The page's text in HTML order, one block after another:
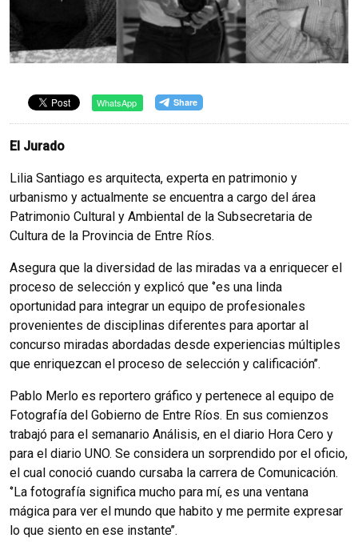
WhatsApp
El Jurado
Lilia Santiago es arquitecta, experta en patrimonio y
urbanismo y actualmente se encuentra a cargo del área
Patrimonio Cultural y Ambiental de la Subsecretaria de
Cultura de la Provincia de Entre Ríos.
Asegura que la diversidad de las miradas va a enriquecer el
proceso de selección y explicó que ‘’es una linda
oportunidad para integrar un equipo de profesionales
provenientes de disciplinas diferentes para aportar al
concurso miradas abordadas desde experiencias múltiples
que enriquezcan el proceso de selección y calificación’’.
Pablo Merlo es reportero gráfico y pertenece al equipo de
Fotografía del Gobierno de Entre Ríos. En sus comienzos
trabajó para el semanario Análisis, en el diario Hora Cero y
para el diario UNO. Se considera un sorprendido por el oficio,
el cual conoció cuando cursaba la carrera de Comunicación.
‘’La fotografía significa mucho para mí, es una ventana
mágica para ver el mundo que habito y me permite expresar
lo que siento en ese instante’’.